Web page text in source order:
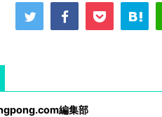
編集部